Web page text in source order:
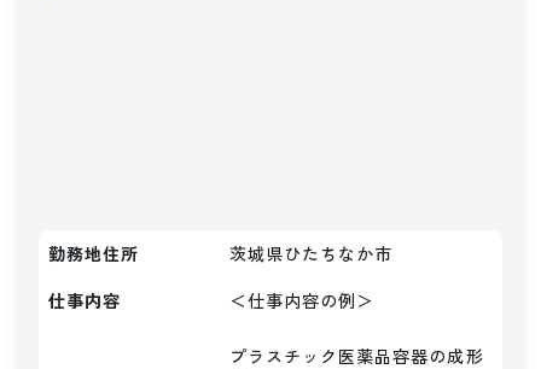
勤務地住所
茨城県ひたちなか市
仕事内容
＜仕事内容の例＞
プラスチック医薬品容器の成形